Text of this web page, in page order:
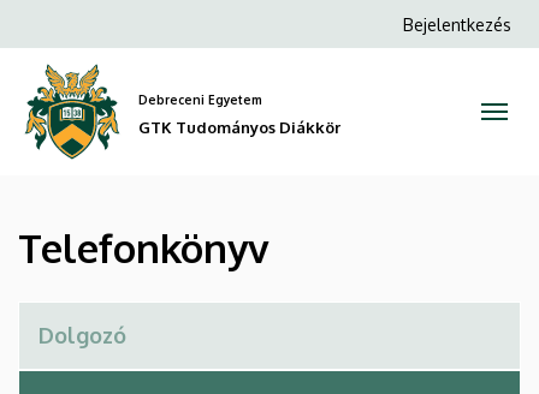
GTK
Tudományos
Diákkör
a
tartalomra
Anonim
Bejelentkezés
Debreceni Egyetem
GTK Tudományos Diákkör
Telefonkönyv